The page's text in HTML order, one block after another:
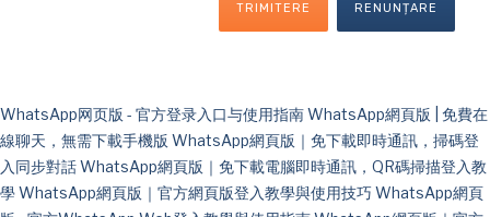
TRIMITERE RENUNȚARE
WhatsApp网页版 - 官方登录入口与使用指南WhatsApp網頁版 | 免費在
線聊天，無需下載手機版 WhatsApp網頁版｜免下載即時通訊，掃碼登
入同步對話WhatsApp網頁版｜免下載電腦即時通訊，QR碼掃描登入教
學WhatsApp網頁版｜官方網頁版登入教學與使用技巧WhatsApp網頁